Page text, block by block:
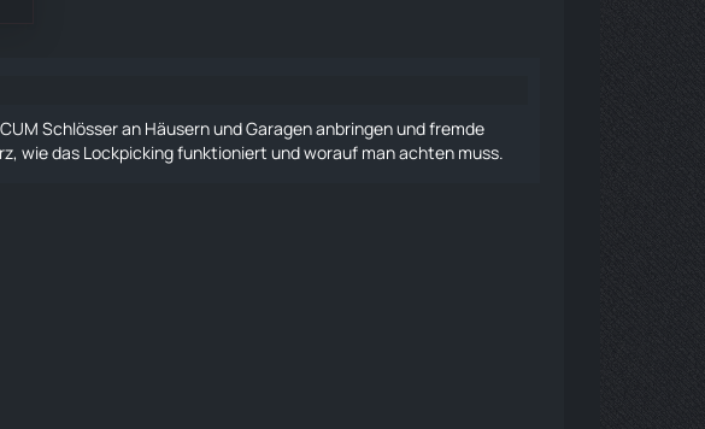
Schlösseran Häusern und Garagen anbringen und fremde
wie das Lockpicking funktioniert und worauf man achten muss.